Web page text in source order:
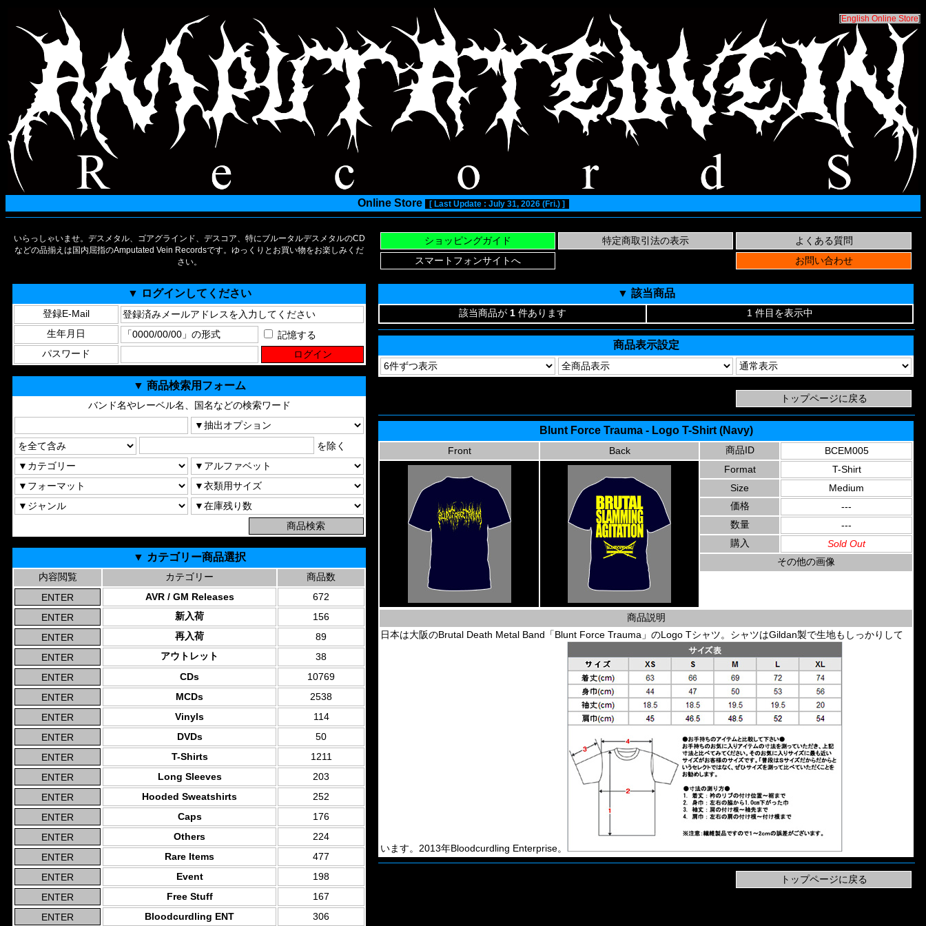
[English Online Store]
Online Store [ Last Update : July 31, 2026 (Fri.) ]
いらっしゃいませ。デスメタル、ゴアグラインド、デスコア、特にブルータルデスメタルのCD
などの品揃えは国内屈指のAmputated Vein Recordsです。ゆっくりとお買い物をお楽しみくだ
さい。
▼ ログインしてください
登録E-Mail
生年月日
記憶する
パスワード
▼ 商品検索用フォーム
バンド名やレーベル名、国名などの検索ワード
を除く
▼ カテゴリー商品選択
内容閲覧 カテゴリー
商品数
AVR / GM Releases
672
新入荷
156
再入荷
89
アウトレット
38
CDs
10769
MCDs
2538
Vinyls
114
DVDs
50
T-Shirts
1211
Long Sleeves
203
Hooded Sweatshirts
252
Caps
176
Others
224
Rare Items
477
Event
198
Free Stuff
167
Bloodcurdling ENT
306
▼ 該当商品
該当商品が 1 件あります 1 件目を表示中
商品表示設定
Blunt Force Trauma - Logo T-Shirt (Navy)
Front Back 商品ID
BCEM005
Format
T-Shirt
Size
Medium
価格
---
数量
---
購入
Sold Out
その他の画像
商品説明
日本は大阪のBrutal Death Metal Band「Blunt Force Trauma」のLogo Tシャツ。シャツはGildan製で生地もしっかりして
います。2013年Bloodcurdling Enterprise。